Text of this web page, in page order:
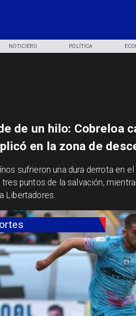
NOTICIERO POLÍTICA
de un hilo: Cobreloa
en la zona de
sufrieron una dura derrota en
tres puntos de la salvación,
Libertadores.